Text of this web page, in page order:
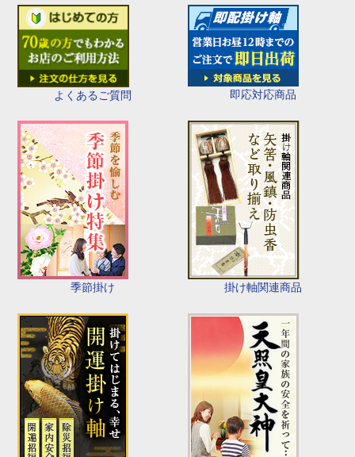
よくあるご質問 即応対応商品
季節掛け 掛け軸関連商品